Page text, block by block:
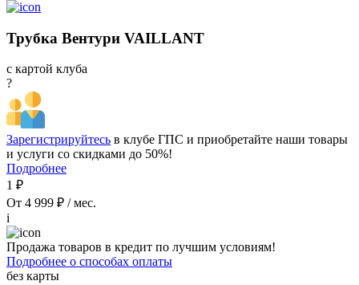
Трубка Вентури VAILLANT
с картой клуба
?
Зарегистрируйтесь в клубе ГПС и приобретайте наши товары
и услуги со скидками до 50%!
Подробнее
1 ₽
От 4 999 ₽ / мес.
i
Продажа товаров в кредит по лучшим условиям!
Подробнее о способах оплаты
без карты